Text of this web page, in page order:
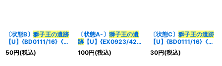
〔状態B〕 獅子王の遺跡
【U】{BD0111/16}《自
然》
50円(税込)
〔状態A-〕 獅子王の遺
跡【U】{EX0923/42}
《自然》
100円(税込)
〔状態C〕 獅子王の遺跡
【U】{BD0111/16}《自
然》
30円(税込)